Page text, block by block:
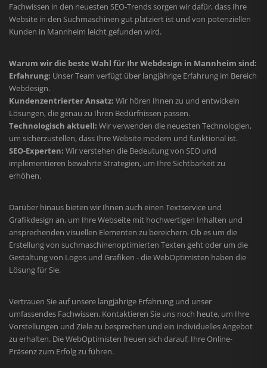
Fachwissen in den neuesten SEO-Trends sorgen wir dafür, dass Ihre
Website in den Suchmaschinen gut platziert ist und von potenziellen
Kunden in Mannheim leicht gefunden wird.
Warum wir die beste Wahl für Ihr Webdesign in Mannheim sind:
Erfahrung: Unser Team verfügt über langjährige Erfahrung im Bereich
Webdesign.
Kundenzentrierter Ansatz: Wir hören Ihnen zu und entwickeln
Lösungen, die genau zu Ihren Bedürfnissen passen.
Technologisch aktuell: Wir verwenden die neuesten Technologien,
um sicherzustellen, dass Ihre Website modern und funktional ist.
SEO-Experten: Wir verstehen die Bedeutung von SEO und
implementieren bewährte Strategien, um Ihre Sichtbarkeit zu
erhöhen.
Darüber hinaus bieten wir Ihnen auch einen Textservice und
Grafikdesign an, um Ihre Webseite mit hochwertigen Inhalten und
ansprechenden visuellen Elementen zu bereichern. Ob es um die
Erstellung von suchmaschinenoptimierten Texten geht oder um die
Gestaltung von Logos und Grafiken - die WebOptimisten haben die
Lösung für Sie.
Vertrauen Sie auf unsere langjährige Erfahrung und unser
umfassendes Fachwissen. Kontaktieren Sie uns noch heute, um Ihre
Vorstellungen und Ziele zu besprechen und ein individuelles Angebot
zu erhalten. Die WebOptimisten freuen sich darauf, Ihre Online-
Präsenz zum Erfolg zu führen.